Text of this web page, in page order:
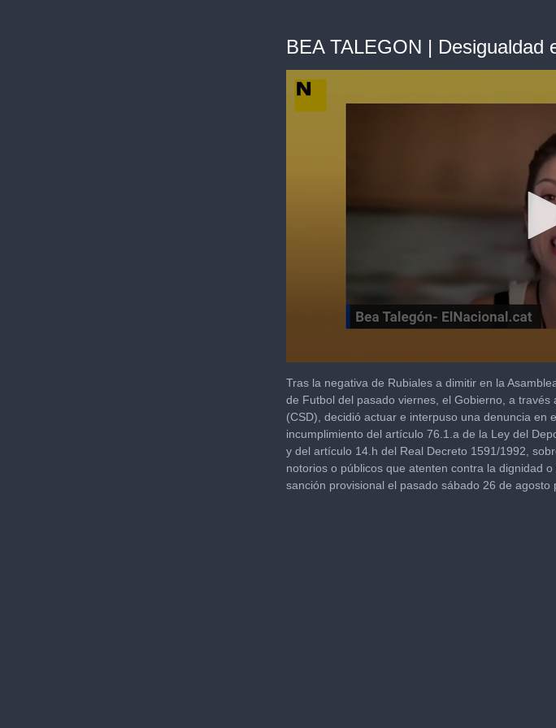
BEA TALEGON | Desigualdad
seconds
of
9
minutes,
18
seconds
Volume
90%
Tras la negativa de Rubiales a dimitir en la
de Futbol del pasado viernes, el Gobierno, a
(CSD), decidió actuar e interpuso una denuncia en
incumplimiento del artículo 76.1.a de la Ley del
y del artículo 14.h del Real Decreto 1591/1992,
notorios o públicos que atenten contra la dignidad
sanción provisional el pasado sábado 26 de